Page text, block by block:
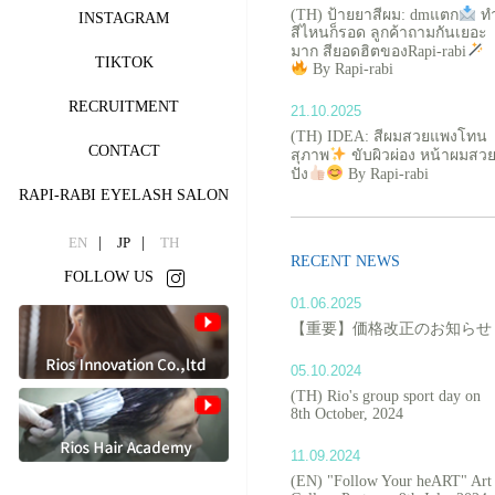
INSTAGRAM
TIKTOK
RECRUITMENT
CONTACT
RAPI-RABI EYELASH SALON
EN JP TH
FOLLOW US
(TH) ป้ายยาสีผม: dmแตก
ท
สีไหนก็รอด ลูกค้าถามกันเยอะ
มาก สียอดฮิตของRapi-rabi
By Rapi-rabi
21.10.2025
(TH) IDEA: สีผมสวยแพงโทน
สุภาพ
ขับผิวผ่อง หน้าผมสวย
ปัง
By Rapi-rabi
RECENT NEWS
01.06.2025
【重要】価格改正のお知らせ
05.10.2024
(TH) Rio's group sport day on
8th October, 2024
11.09.2024
(EN) "Follow Your heART" Art